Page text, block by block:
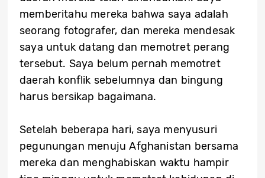
memberitahu mereka bahwa saya adalah
seorang fotografer, dan mereka mendesak
saya untuk datang dan memotret perang
tersebut. Saya belum pernah memotret
daerah konflik sebelumnya dan bingung
harus bersikap bagaimana.
Setelah beberapa hari, saya menyusuri
pegunungan menuju Afghanistan bersama
mereka dan menghabiskan waktu hampir